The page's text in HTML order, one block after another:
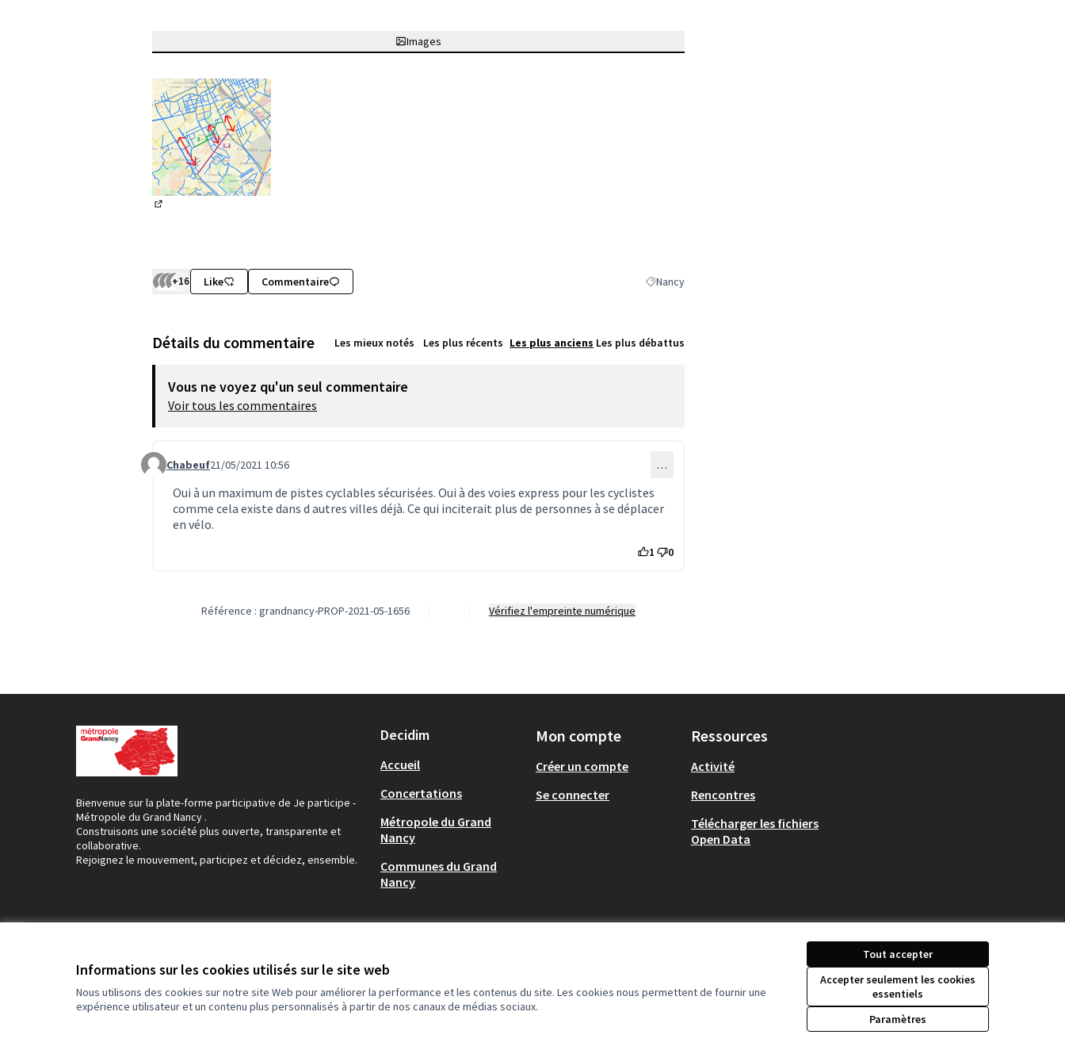
Informations sur les cookies utilisés sur le site web
Nous utilisons des cookies sur notre site Web pour améliorer la performance et les contenus du site. Les cookies nous permettent de fournir une
expérience utilisateur et un contenu plus personnalisés à partir de nos canaux de médias sociaux.
Tout accepter
Accepter seulement les cookies
essentiels
Paramètres
Images
+16 Like Commentaire Filtrer les résultats de la catégorie : Nancy
Nancy
Détails du commentaire Les mieux notés Les plus récents Les plus anciens Les plus débattus
Vous ne voyez qu'un seul commentaire
Voir tous les commentaires
Commentaire 1481
Chabeuf21/05/2021 10:56 …
Oui à un maximum de pistes cyclables sécurisées. Oui à des voies express pour les cyclistes
comme cela existe dans d autres villes déjà. Ce qui inciterait plus de personnes à se déplacer
en vélo.
1 0
Référence : grandnancy-PROP-2021-05-1656 Vérifiez l'empreinte numérique
Bienvenue sur la plate-forme participative de Je participe -
Métropole du Grand Nancy .
Construisons une société plus ouverte, transparente et
collaborative.
Rejoignez le mouvement, participez et décidez, ensemble.
Decidim
Accueil
Concertations
Métropole du Grand
Nancy
Communes du Grand
Nancy
Mon compte
Créer un compte
Se connecter
Ressources
Activité
Rencontres
Télécharger les fichiers
Open Data
Licence Creative
(Lien externe)